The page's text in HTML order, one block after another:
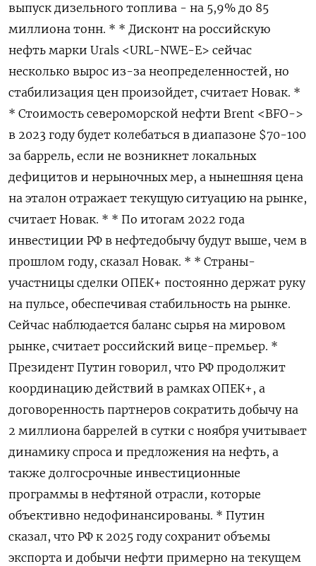
выпуск дизельного топлива - на 5,9% до 85
миллиона тонн. * * Дисконт на российскую
нефть марки Urals <URL-NWE-E> сейчас
несколько вырос из-за неопределенностей, но
стабилизация цен произойдет, считает Новак. *
* Стоимость североморской нефти Brent <BFO->
в 2023 году будет колебаться в диапазоне $70-100
за баррель, если не возникнет локальных
дефицитов и нерыночных мер, а нынешняя цена
на эталон отражает текущую ситуацию на рынке,
считает Новак. * * По итогам 2022 года
инвестиции РФ в нефтедобычу будут выше, чем в
прошлом году, сказал Новак. * * Страны-
участницы сделки ОПЕК+ постоянно держат руку
на пульсе, обеспечивая стабильность на рынке.
Сейчас наблюдается баланс сырья на мировом
рынке, считает российский вице-премьер. *
Президент Путин говорил, что РФ продолжит
координацию действий в рамках ОПЕК+, а
договоренность партнеров сократить добычу на
2 миллиона баррелей в сутки с ноября учитывает
динамику спроса и предложения на нефть, а
также долгосрочные инвестиционные
программы в нефтяной отрасли, которые
объективно недофинансированы. * Путин
сказал, что РФ к 2025 году сохранит объемы
экспорта и добычи нефти примерно на текущем